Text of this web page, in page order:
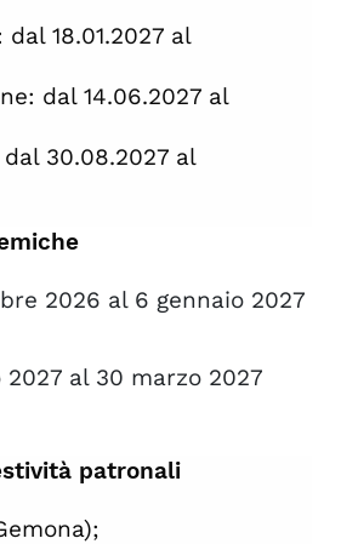
18.01.2027 al
dal 14.06.2027 al
30.08.2027 al
2026 al 6 gennaio 2027
al 30 marzo 2027
patronali